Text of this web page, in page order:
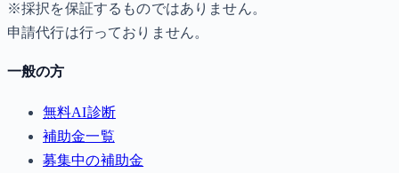
※採択を保証するものではありません。
申請代行は行っておりません。
一般の方
無料AI診断
補助金一覧
募集中の補助金